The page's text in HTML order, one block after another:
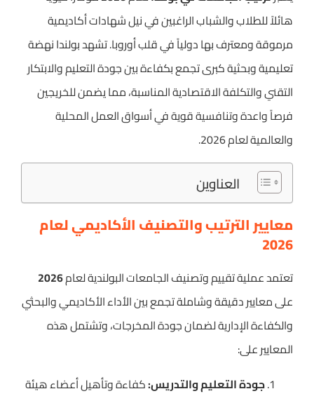
هائلاً للطلاب والشباب الراغبين في نيل شهادات أكاديمية
مرموقة ومعترف بها دولياً في قلب أوروبا. تشهد بولندا نهضة
تعليمية وبحثية كبرى تجمع بكفاءة بين جودة التعليم والابتكار
التقني والتكلفة الاقتصادية المناسبة، مما يضمن للخريجين
فرصاً واعدة وتنافسية قوية في أسواق العمل المحلية
والعالمية لعام 2026.
العناوين
معايير الترتيب والتصنيف الأكاديمي لعام
2026
تعتمد عملية تقييم وتصنيف الجامعات البولندية لعام2026
على معايير دقيقة وشاملة تجمع بين الأداء الأكاديمي والبحثي
والكفاءة الإدارية لضمان جودة المخرجات، وتشتمل هذه
المعايير على:
جودة التعليم والتدريس:كفاءة وتأهيل أعضاء هيئة